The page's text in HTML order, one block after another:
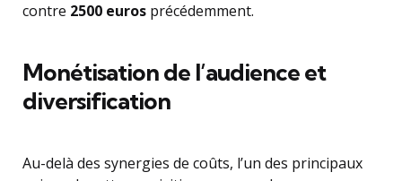
contre 2500 euros précédemment.
Monétisation de l’audience et
diversification
Au-delà des synergies de coûts, l’un des principaux